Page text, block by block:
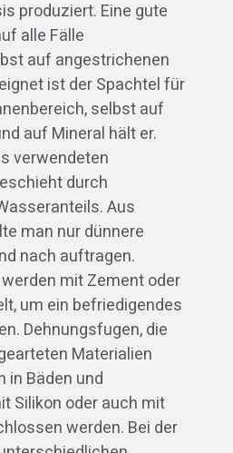
produziert. Eine gute
alle Fälle
auf angestrichenen
ist der Spachtel für
selbst auf
auf Mineral hält er.
verwendeten
durch
Aus
man nur dünnere
nach auftragen.
mit Zement oder
um ein befriedigendes
Dehnungsfugen, die
Materialien
in Bäden und
Silikon oder auch mit
werden. Bei der